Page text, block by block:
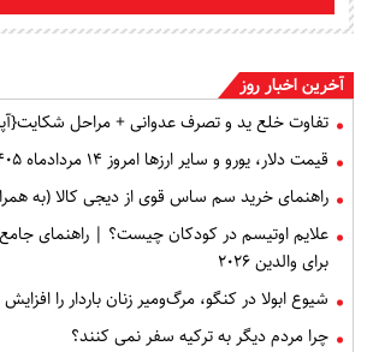
آخرین اخبار روز
تفاوت خلع ید و تصرف عدوانی + مراحل
قیمت دلار، یورو و سایر ارزها امروز ۱۴ مردادماه ۱۴۰۵
راهنمای خرید سم ساس قوی از دیجی کالا (به
علایم اوتیسم در کودکان چیست؟ | راهنمای
برای والدین ۲۰۲۶
شیوع ابولا در کنگو، مرگ‌ومیر زنان باردار را
چرا مردم دیگر به ترکیه سفر نمی کنند؟